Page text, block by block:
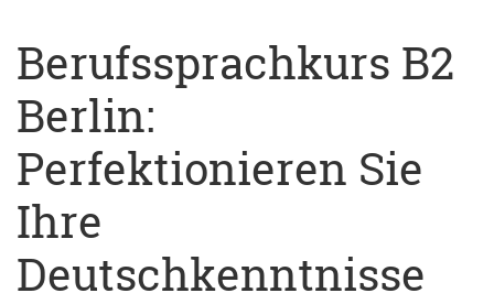
Berufssprachkurs B2
Berlin:
Perfektionieren Sie
Ihre
Deutschkenntnisse